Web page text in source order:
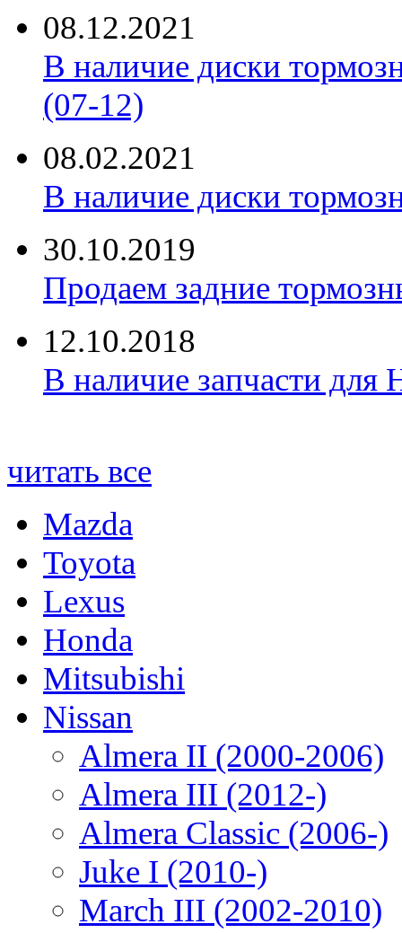
08.12.2021
В наличие диски
(07-12)
08.02.2021
В наличие диски
30.10.2019
Продаем задние
12.10.2018
В наличие запчасти для
читать все
Mazda
Toyota
Lexus
Honda
Mitsubishi
Nissan
Almera II (2000-2006)
Almera III (2012-)
Almera Classic (2006-)
Juke I (2010-)
March III (2002-2010)